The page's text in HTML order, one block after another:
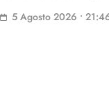
5 Agosto 2026 •